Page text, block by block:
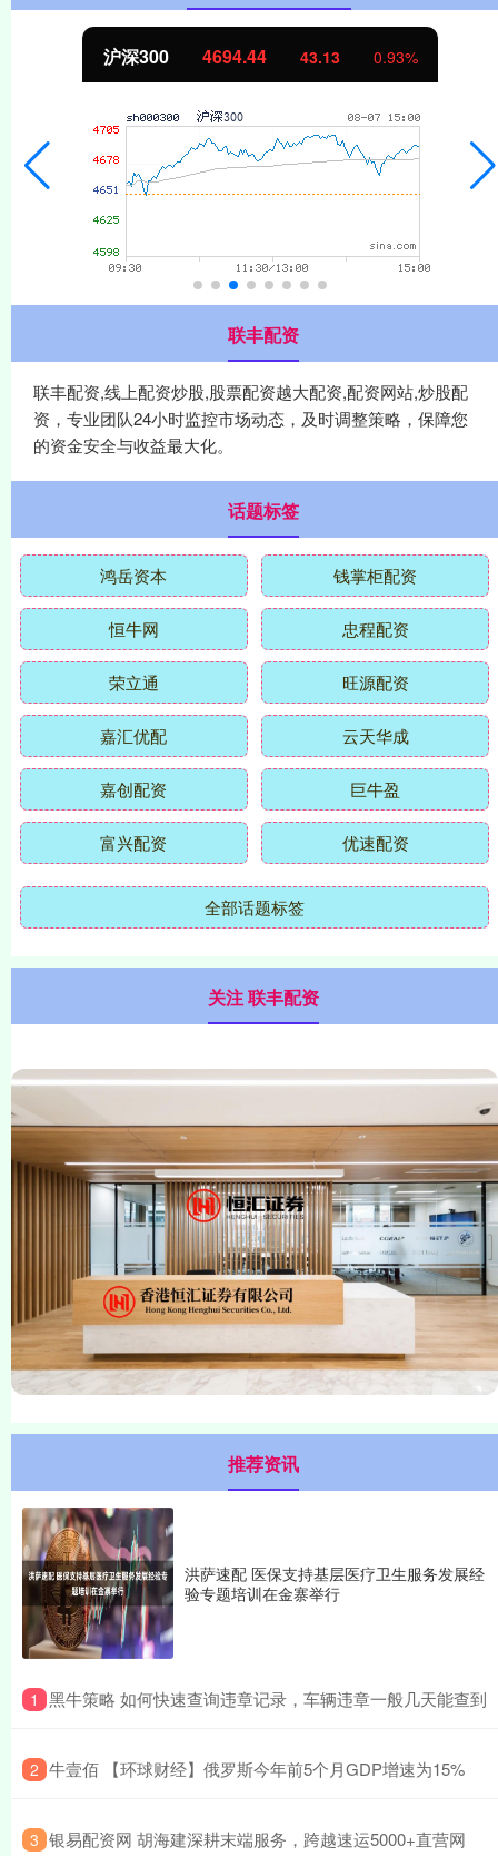
沪深300 4694.44 43.13 0.93%
联丰配资
联丰配资,线上配资炒股,股票配资越大配资,配资网站,炒股配
资，专业团队24小时监控市场动态，及时调整策略，保障您
的资金安全与收益最大化。
话题标签
鸿岳资本 钱掌柜配资
恒牛网 忠程配资
荣立通 旺源配资
嘉汇优配 云天华成
嘉创配资 巨牛盈
富兴配资 优速配资
全部话题标签
关注 联丰配资
推荐资讯
洪萨速配 医保支持基层医疗卫生服务发展经
验专题培训在金寨举行
1 ​黑牛策略 如何快速查询违章记录，车辆违章一般几天能查到
2 ​牛壹佰 【环球财经】俄罗斯今年前5个月GDP增速为15%
3 ​银易配资网 胡海建深耕末端服务，跨越速运5000+直营网